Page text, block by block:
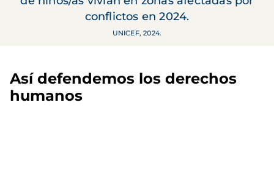
conflictos en 2024.
UNICEF, 2024.
Así defendemos los derechos
humanos